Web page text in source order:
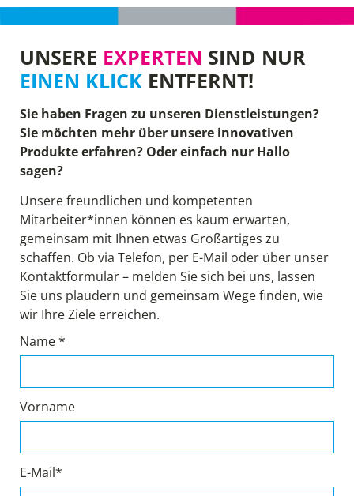
UNSERE EXPERTEN SIND NUR
EINEN KLICK ENTFERNT!
Sie haben Fragen zu unseren Dienstleistungen?
Sie möchten mehr über unsere innovativen
Produkte erfahren? Oder einfach nur Hallo
sagen?
Unsere freundlichen und kompetenten
Mitarbeiter*innen können es kaum erwarten,
gemeinsam mit Ihnen etwas Großartiges zu
schaffen. Ob via Telefon, per E-Mail oder über unser
Kontaktformular – melden Sie sich bei uns, lassen
Sie uns plaudern und gemeinsam Wege finden, wie
wir Ihre Ziele erreichen.
Name *
Vorname
E-Mail*